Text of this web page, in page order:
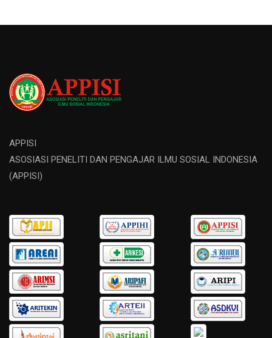
APPISI
ASOSIASI PENELITI DAN PENGAJAR ILMU SOSIAL INDONESIA
(APPISI)